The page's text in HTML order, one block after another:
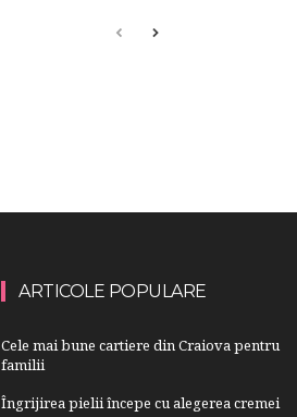
ARTICOLE POPULARE
Cele mai bune cartiere din Craiova pentru
familii
Îngrijirea pielii începe cu alegerea cremei